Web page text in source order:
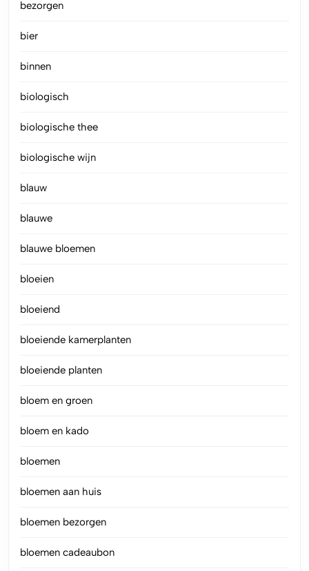
bezorgen
bier
binnen
biologisch
biologische thee
biologische wijn
blauw
blauwe
blauwe bloemen
bloeien
bloeiend
bloeiende kamerplanten
bloeiende planten
bloem en groen
bloem en kado
bloemen
bloemen aan huis
bloemen bezorgen
bloemen cadeaubon